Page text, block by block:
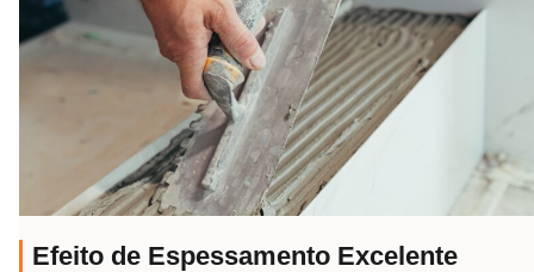
Efeito de Espessamento Excelente